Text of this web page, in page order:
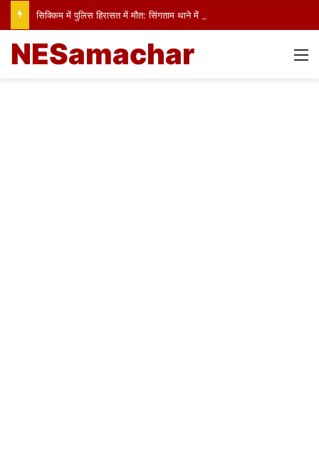
NESamachar